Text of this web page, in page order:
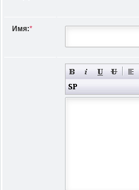
Имя:*